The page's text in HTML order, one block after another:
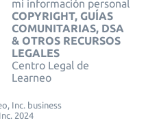
mi información personal
COPYRIGHT, GUÍAS
COMUNITARIAS, DSA
& OTROS RECURSOS
LEGALES
Centro Legal de
Learneo
Inc. business
2024